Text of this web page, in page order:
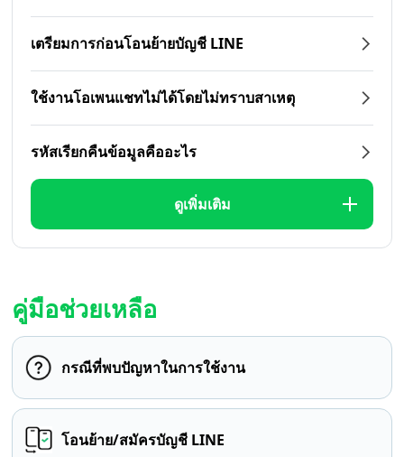
เตรียมการก่อนโอนย้ายบัญชี LINE
ใช้งานโอเพนแชทไม่ได้โดยไม่ทราบสาเหตุ
รหัสเรียกคืนข้อมูลคืออะไร
ดูเพิ่มเติม
คู่มือช่วยเหลือ
กรณีที่พบปัญหาในการใช้งาน
โอนย้าย/สมัครบัญชี LINE